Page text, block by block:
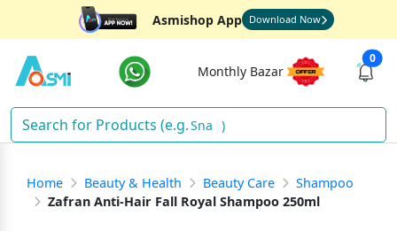
Asmishop App Download Now
Monthly Bazar
0
Snacks
Home Beauty & Health Beauty Care
Shampoo
Zafran Anti-Hair Fall Royal Shampoo 250ml